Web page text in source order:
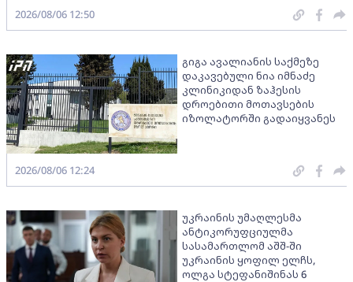
2026/08/06 12:50
გიგა ავალიანის საქმეზე
დაკავებული ნია იმნაძე
კლინიკიდან ზაჰესის
დროებითი მოთავსების
იზოლატორში გადაიყვანეს
2026/08/06 12:24
უკრაინის უმაღლესმა
ანტიკორუფციულმა
სასამართლომ აშშ-ში
უკრაინის ყოფილ ელჩს,
ოლგა სტეფანიშინას 6